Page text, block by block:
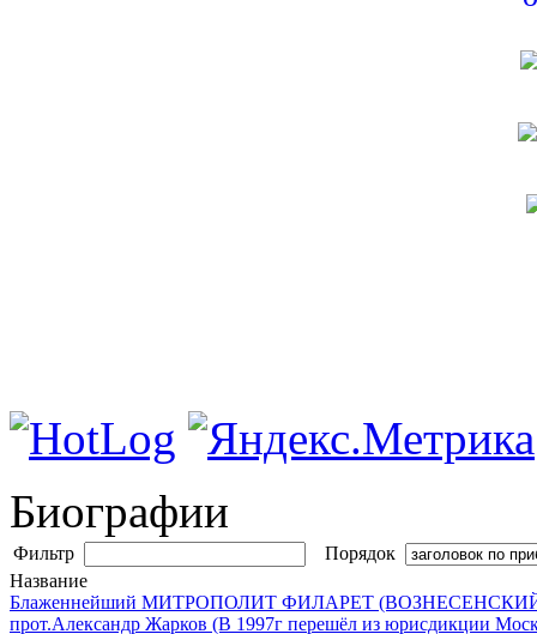
Биографии
Фильтр
Порядок
Название
Блаженнейший МИТРОПОЛИТ ФИЛАРЕТ
прот.Александр Жарков (В 1997г перешёл из юрисдикции